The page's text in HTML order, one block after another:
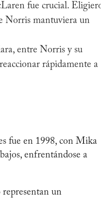
fue crucial.
Norris mantuviera un
entre Norris y su
rápidamente a
fue en 1998, con Mika
enfrentándose a
un